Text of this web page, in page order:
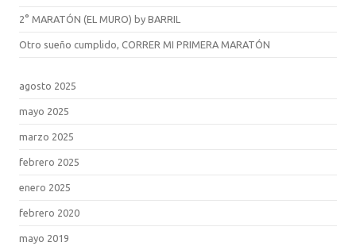
2° MARATÓN (EL MURO) by BARRIL
Otro sueño cumplido, CORRER MI PRIMERA MARATÓN
agosto 2025
mayo 2025
marzo 2025
febrero 2025
enero 2025
febrero 2020
mayo 2019